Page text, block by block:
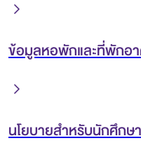
ข้อมูลหอพักและที่พักอ
นโยบายสำหรับนักศึกษา